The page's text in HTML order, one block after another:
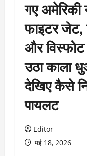
गए अमेरिकी
फाइटर जेट,
और
उठा काला
देखिए कैसे
पायलट
Editor
मई 18, 2026